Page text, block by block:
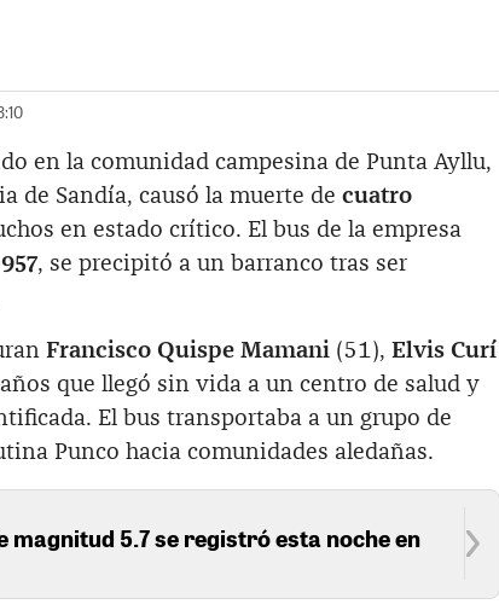
en la comunidad campesina de Punta Ayllu,
de Sandía, causó la muerte de cuatro
en estado crítico. El bus de la empresa
, se precipitó a un barranco tras ser
Francisco Quispe Mamani (51), Elvis Curí
que llegó sin vida a un centro de salud y
El bus transportaba a un grupo de
Punco hacia comunidades aledañas.
magnitud 5.7 se registró esta noche en